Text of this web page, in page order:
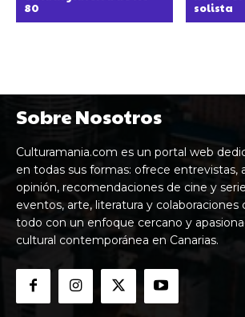
80
solista
Sobre Nosotros
Culturamania.com es un portal web
en todas sus formas: ofrece entrevistas,
opinión, recomendaciones de cine y
eventos, arte, literatura y colaboraciones
todo con un enfoque cercano y
cultural contemporánea en Canarias.